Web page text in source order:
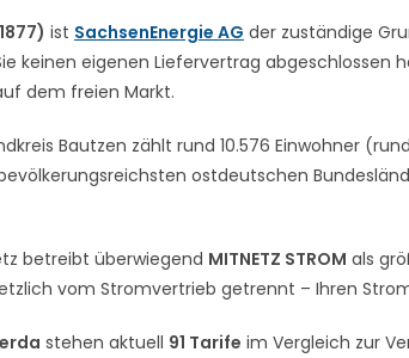
ist SachsenEnergie AG der zuständige
keinen eigenen Liefervertrag abgeschlossen
dem freien Markt.
Bautzen zählt rund 10.576 Einwohner
ostdeutschen
betreibt überwiegend MITNETZ STROM als
vom Stromvertrieb getrennt – Ihren
stehen aktuell 91 Tarife im Vergleich zur